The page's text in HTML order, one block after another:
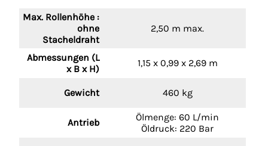
Max. Rollenhöhe :
ohne
Stacheldraht
Abmessungen (L
x B x H)
Gewicht
Antrieb
2,50 m max.
1,15 x 0,99 x 2,69 m
460 kg
Ölmenge: 60 L/min
Öldruck: 220 Bar